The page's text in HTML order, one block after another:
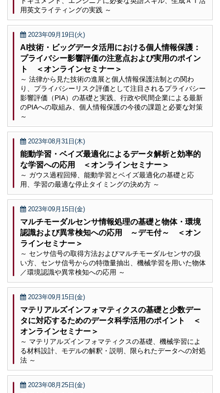
用英文ライティングの実践 ～
2023年09月19日(火)
AI技術・ビッグデータ活用における個人情報保護：
プライバシー影響評価の注意点および実用のポイン
ト ＜オンラインセミナー＞
～ 法律から見た技術の進展と個人情報保護法制との関わ
り、プライバシーリスク評価として注目されるプライバシー
影響評価（PIA）の基礎と実践、行政や民間企業による最新
のPIAへの取組み、個人情報保護の今後の課題と必要な対策
～
2023年08月31日(木)
能動学習・ベイズ最適化によるデータ解析と効率的
な学習への応用 ＜オンラインセミナー＞
～ ガウス過程回帰、能動学習とベイズ最適化の基礎と応
用、学習の最適な停止タイミングの決め方 ～
2023年09月15日(金)
マルチモーダルセンサ情報処理の基礎と物体・環境
認識および異常検知への応用 ～デモ付～ ＜オン
ラインセミナー＞
～ センサ信号の取得方法およびマルチモーダルセンサの扱
い方、センサ信号からの特徴量抽出、機械学習を用いた物体
／環境認識や異常検知への応用 ～
2023年09月15日(金)
マテリアルズインフォマティクスの基礎と少数デー
タに対応するためのデータ科学活用のポイント ＜
オンラインセミナー＞
～ マテリアルズインフォマティクスの基礎、機械学習によ
る材料設計、モデルの解釈・説明、限られたデータへの対処
法 ～
2023年08月25日(金)